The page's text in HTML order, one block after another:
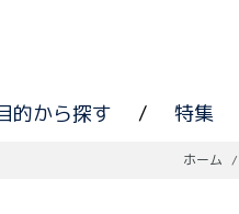
的から探す / 特集
ホーム /